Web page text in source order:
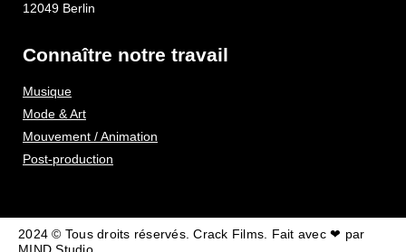
12049 Berlin
Connaître notre travail
Musique
Mode & Art
Mouvement / Animation
Post-production
2024 © Tous droits réservés. Crack Films. Fait avec ❤ par